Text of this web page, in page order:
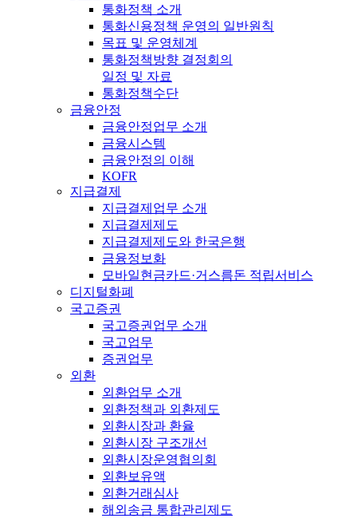
통화정책 소개
통화신용정책 운영의 일반원칙
목표 및 운영체계
통화정책방향 결정회의
일정 및 자료
통화정책수단
금융안정
금융안정업무 소개
금융시스템
금융안정의 이해
KOFR
지급결제
지급결제업무 소개
지급결제제도
지급결제제도와 한국은행
금융정보화
모바일현금카드·거스름돈 적립서비스
디지털화폐
국고증권
국고증권업무 소개
국고업무
증권업무
외환
외환업무 소개
외환정책과 외환제도
외환시장과 환율
외환시장 구조개선
외환시장운영협의회
외환보유액
외환거래심사
해외송금 통합관리제도